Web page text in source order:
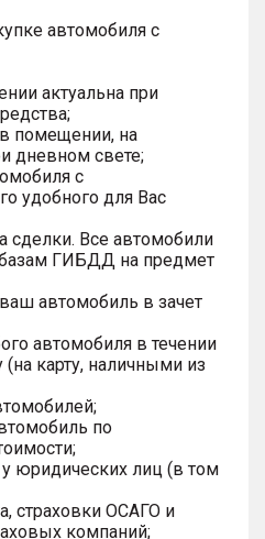
автомобиля с
актуальна при
помещении, на
дневном свете;
с
удобного для Вас
сделки. Все автомобили
базам ГИБДД на предмет
автомобиль в зачет
автомобиля в течении
(на карту, наличными из
по
юридических лиц (в том
страховки ОСАГО и
компаний;